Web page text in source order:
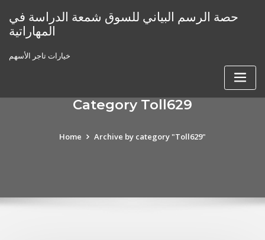
content
حصة الرسم البياني للسوق شمعة الدراسة في
المهاراتية
خيارات تاجر الأسهم
Category Toll629
Home Archive by category "Toll629"